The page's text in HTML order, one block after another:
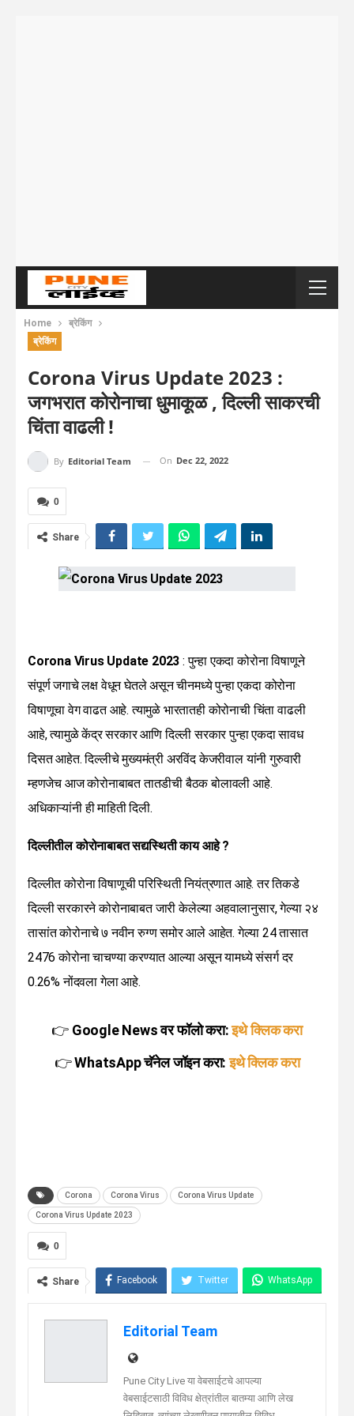
Home
ब्रेकिंग
ब्रेकिंग
Corona Virus Update 2023 :
जगभरात कोरोनाचा धुमाकूळ , दिल्ली साकरची
चिंता वाढली !
By Editorial Team On Dec 22, 2022
0
Share
Corona Virus Update 2023 : पुन्हा एकदा कोरोना विषाणूने
संपूर्ण जगाचे लक्ष वेधून घेतले असून चीनमध्ये पुन्हा एकदा कोरोना
विषाणूचा वेग वाढत आहे. त्यामुळे भारतातही कोरोनाची चिंता वाढली
आहे, त्यामुळे केंद्र सरकार आणि दिल्ली सरकार पुन्हा एकदा सावध
दिसत आहेत. दिल्लीचे मुख्यमंत्री अरविंद केजरीवाल यांनी गुरुवारी
म्हणजेच आज कोरोनाबाबत तातडीची बैठक बोलावली आहे.
अधिकाऱ्यांनी ही माहिती दिली.
दिल्लीतील कोरोनाबाबत सद्यस्थिती काय आहे ?
दिल्लीत कोरोना विषाणूची परिस्थिती नियंत्रणात आहे. तर तिकडे
दिल्ली सरकारने कोरोनाबाबत जारी केलेल्या अहवालानुसार, गेल्या २४
तासांत कोरोनाचे ७ नवीन रुग्ण समोर आले आहेत. गेल्या 24 तासात
2476 कोरोना चाचण्या करण्यात आल्या असून यामध्ये संसर्ग दर
0.26% नोंदवला गेला आहे.
👉 Google News वर फॉलो करा: इथे क्लिक करा
👉WhatsApp चॅनेल जॉइन करा: इथे क्लिक करा
Corona Corona Virus Corona Virus Update
Corona Virus Update 2023
0
Share Facebook Twitter WhatsApp
Editorial Team
Pune City Live या वेबसाईटचे आपल्या
वेबसाईटसाठी विविध क्षेत्रांतील बातम्या आणि लेख